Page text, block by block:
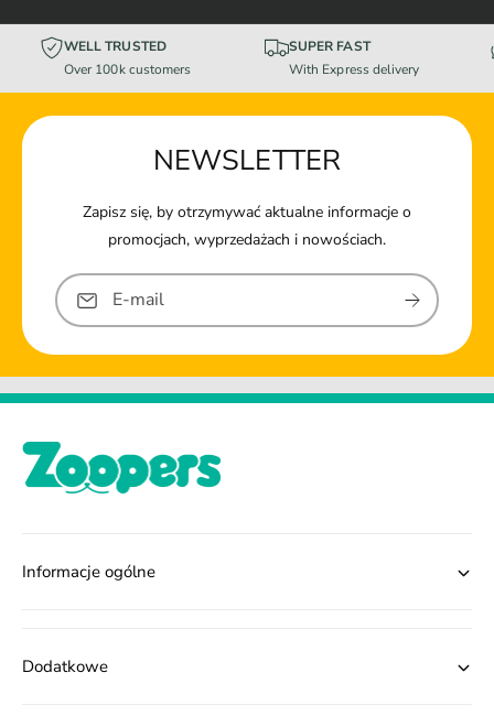
WELL TRUSTED
Over 100k customers
SUPER FAST
With Express delivery
NEWSLETTER
Zapisz się, by otrzymywać aktualne informacje o
promocjach, wyprzedażach i nowościach.
E-mail
Informacje ogólne
Dodatkowe